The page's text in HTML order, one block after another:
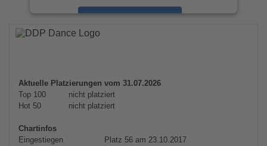
Akzeptieren
powered by
Aktuelle Platzierungen vom 31.07.2026
Top 100
nicht platziert
Hot 50
nicht platziert
Chartinfos
Eingestiegen
Platz 56 am 23.10.2017